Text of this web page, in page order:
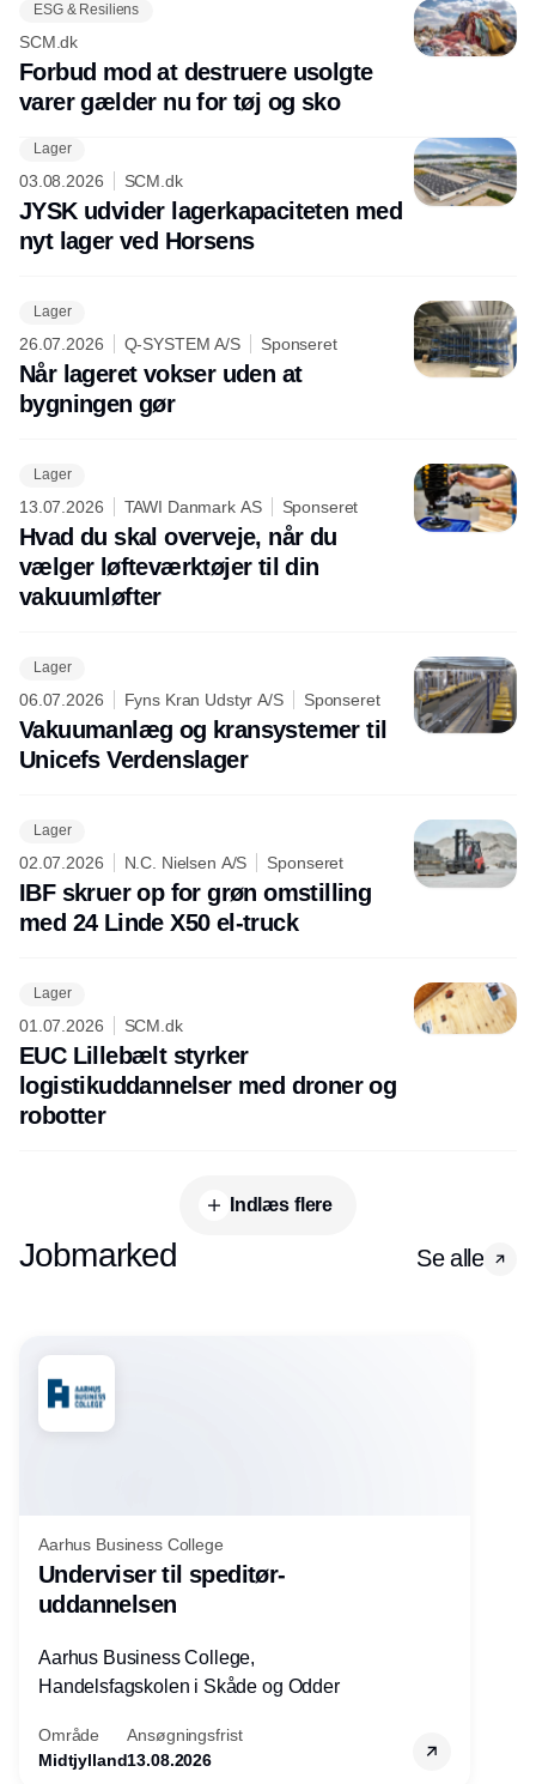
ESG & Resiliens
SCM.dk
Forbud mod at destruere usolgte
varer gælder nu for tøj og sko
Lager
03.08.2026 SCM.dk
JYSK udvider lagerkapaciteten med
nyt lager ved Horsens
Lager
26.07.2026 Q-SYSTEM A/S Sponseret
Når lageret vokser uden at
bygningen gør
Lager
13.07.2026 TAWI Danmark AS Sponseret
Hvad du skal overveje, når du
vælger løfteværktøjer til din
vakuumløfter
Lager
06.07.2026 Fyns Kran Udstyr A/S Sponseret
Vakuumanlæg og kransystemer til
Unicefs Verdenslager
Lager
02.07.2026 N.C. Nielsen A/S Sponseret
IBF skruer op for grøn omstilling
med 24 Linde X50 el-truck
Lager
01.07.2026 SCM.dk
EUC Lillebælt styrker
logistikuddannelser med droner og
robotter
Indlæs flere
Jobmarked Se alle
Aarhus Business College
Underviser til speditør-
uddannelsen
Aarhus Business College,
Handelsfagskolen i Skåde og Odder
Område
Midtjylland
Ansøgningsfrist
13.08.2026